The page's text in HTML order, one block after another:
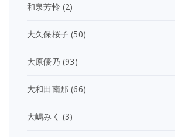
和泉芳怜 (2)
大久保桜子 (50)
大原優乃 (93)
大和田南那 (66)
大嶋みく (3)